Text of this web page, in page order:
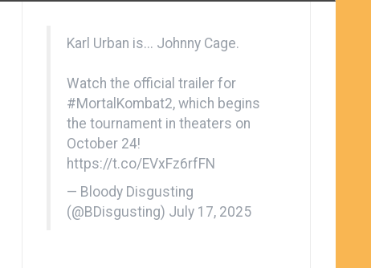
Karl Urban is... Johnny Cage.
Watch the official trailer for
#MortalKombat2, which begins
the tournament in theaters on
October 24!
https://t.co/EVxFz6rfFN
— Bloody Disgusting
(@BDisgusting) July 17, 2025